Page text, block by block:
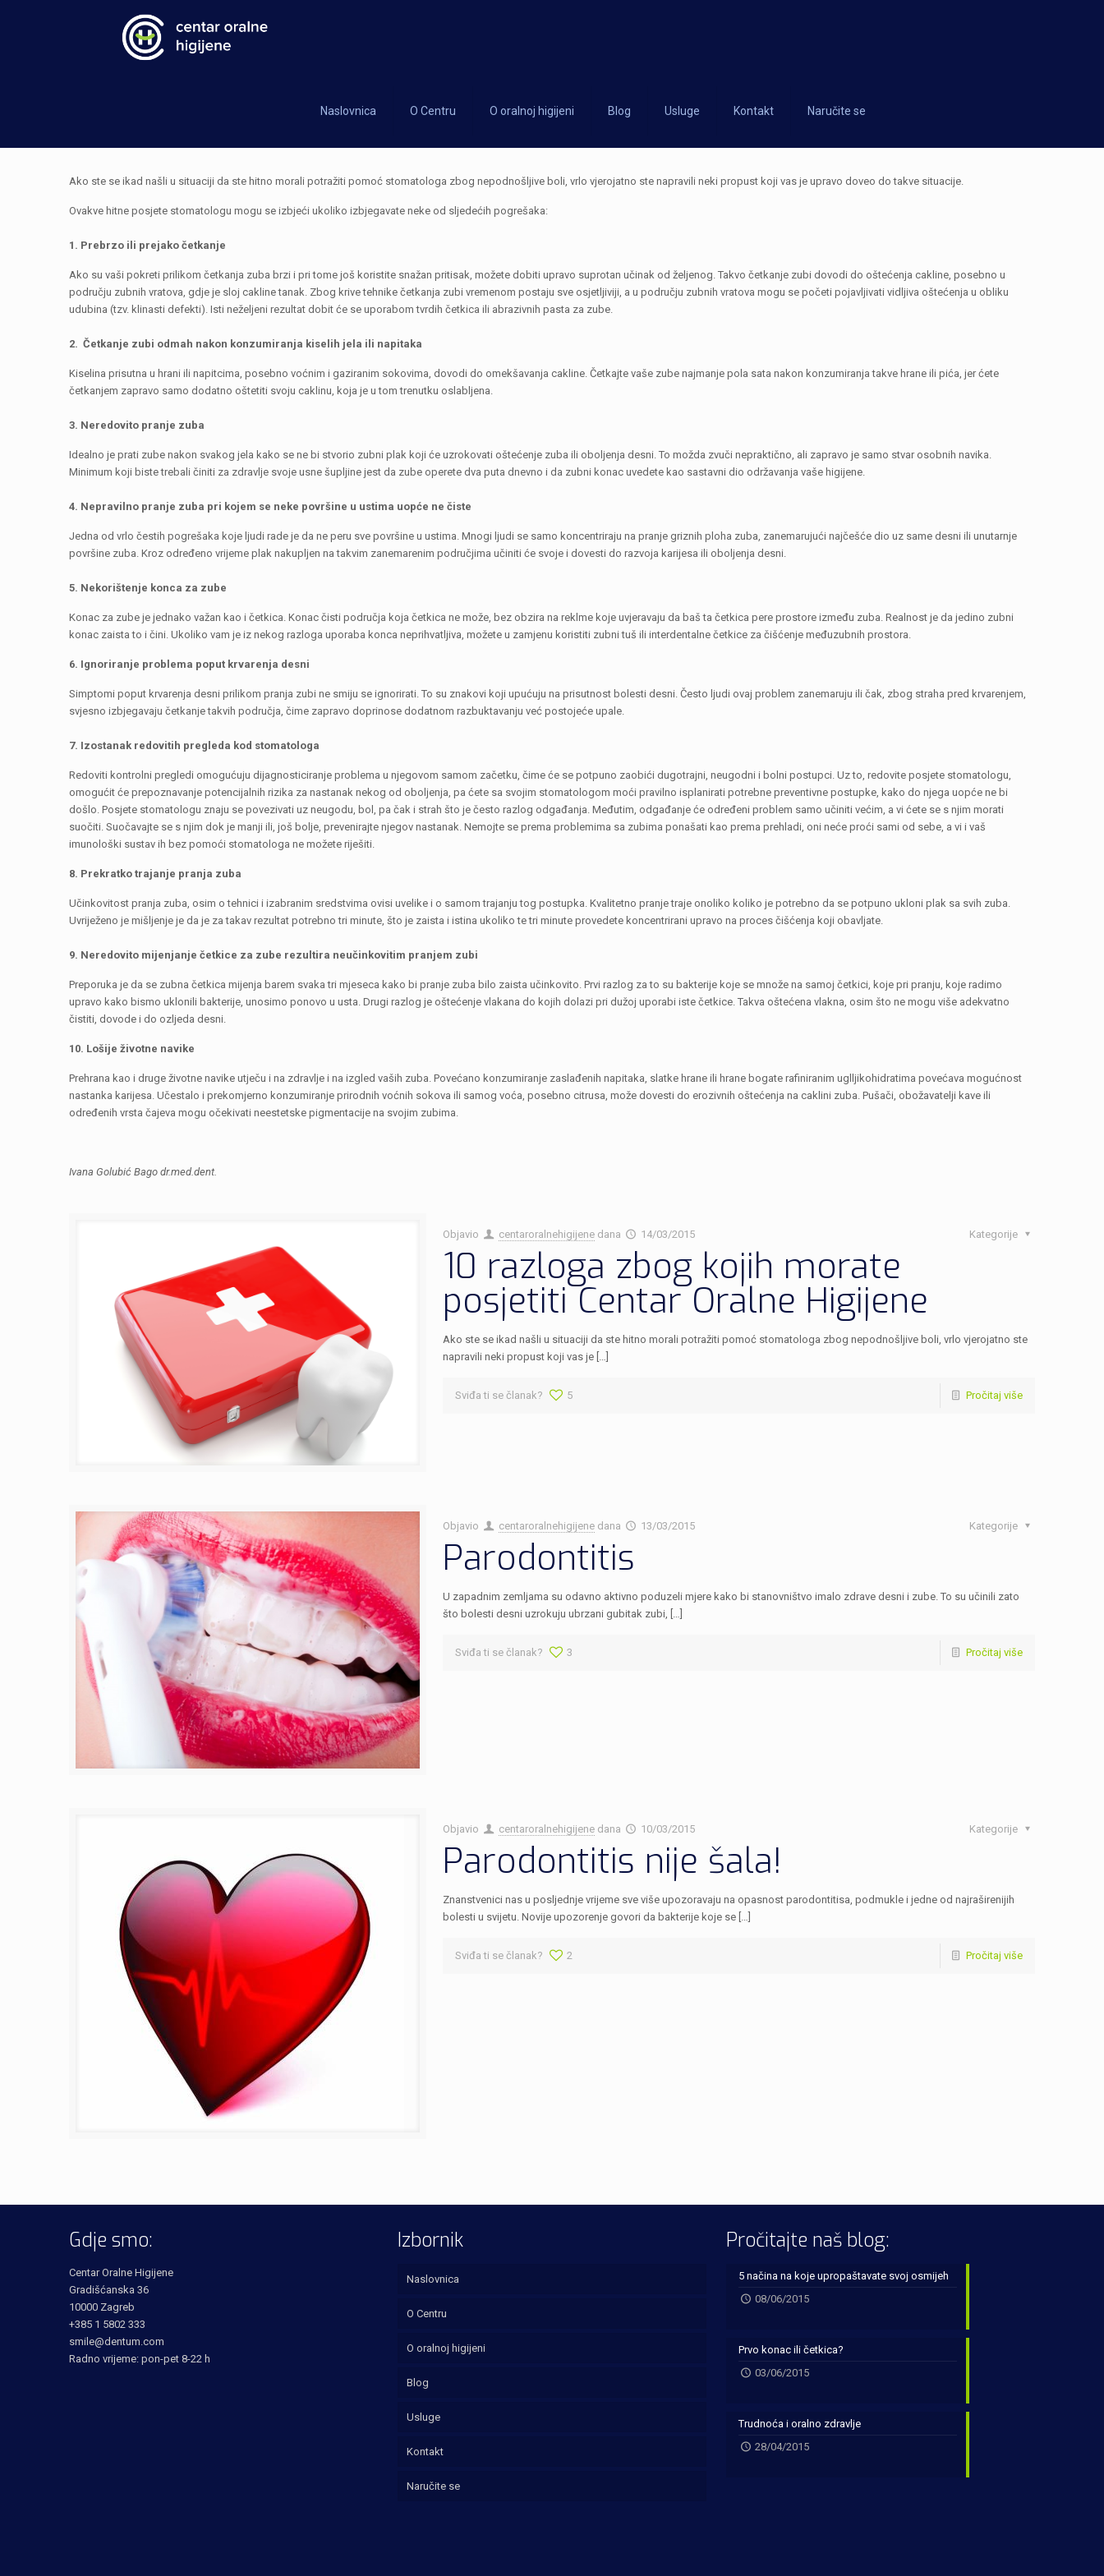
Naslovnica O Centru O oralnoj higijeni Blog Usluge Kontakt Naručite se
Ako ste se ikad našli u situaciji da ste hitno morali potražiti pomoć stomatologa zbog nepodnošljive boli, vrlo vjerojatno ste napravili neki propust koji vas je upravo doveo do takve situacije.
Ovakve hitne posjete stomatologu mogu se izbjeći ukoliko izbjegavate neke od sljedećih pogrešaka:
1. Prebrzo ili prejako četkanje
Ako su vaši pokreti prilikom četkanja zuba brzi i pri tome još koristite snažan pritisak, možete dobiti upravo suprotan učinak od željenog. Takvo četkanje zubi dovodi do oštećenja cakline, posebno u
području zubnih vratova, gdje je sloj cakline tanak. Zbog krive tehnike četkanja zubi vremenom postaju sve osjetljiviji, a u području zubnih vratova mogu se početi pojavljivati vidljiva oštećenja u obliku
udubina (tzv. klinasti defekti). Isti neželjeni rezultat dobit će se uporabom tvrdih četkica ili abrazivnih pasta za zube.
2. Četkanje zubi odmah nakon konzumiranja kiselih jela ili napitaka
Kiselina prisutna u hrani ili napitcima, posebno voćnim i gaziranim sokovima, dovodi do omekšavanja cakline. Četkajte vaše zube najmanje pola sata nakon konzumiranja takve hrane ili pića, jer ćete
četkanjem zapravo samo dodatno oštetiti svoju caklinu, koja je u tom trenutku oslabljena.
3. Neredovito pranje zuba
Idealno je prati zube nakon svakog jela kako se ne bi stvorio zubni plak koji će uzrokovati oštećenje zuba ili oboljenja desni. To možda zvuči nepraktično, ali zapravo je samo stvar osobnih navika.
Minimum koji biste trebali činiti za zdravlje svoje usne šupljine jest da zube operete dva puta dnevno i da zubni konac uvedete kao sastavni dio održavanja vaše higijene.
4. Nepravilno pranje zuba pri kojem se neke površine u ustima uopće ne čiste
Jedna od vrlo čestih pogrešaka koje ljudi rade je da ne peru sve površine u ustima. Mnogi ljudi se samo koncentriraju na pranje griznih ploha zuba, zanemarujući najčešće dio uz same desni ili unutarnje
površine zuba. Kroz određeno vrijeme plak nakupljen na takvim zanemarenim područjima učiniti će svoje i dovesti do razvoja karijesa ili oboljenja desni.
5. Nekorištenje konca za zube
Konac za zube je jednako važan kao i četkica. Konac čisti područja koja četkica ne može, bez obzira na reklme koje uvjeravaju da baš ta četkica pere prostore između zuba. Realnost je da jedino zubni
konac zaista to i čini. Ukoliko vam je iz nekog razloga uporaba konca neprihvatljiva, možete u zamjenu koristiti zubni tuš ili interdentalne četkice za čišćenje međuzubnih prostora.
6. Ignoriranje problema poput krvarenja desni
Simptomi poput krvarenja desni prilikom pranja zubi ne smiju se ignorirati. To su znakovi koji upućuju na prisutnost bolesti desni. Često ljudi ovaj problem zanemaruju ili čak, zbog straha pred krvarenjem,
svjesno izbjegavaju četkanje takvih područja, čime zapravo doprinose dodatnom razbuktavanju već postojeće upale.
7. Izostanak redovitih pregleda kod stomatologa
Redoviti kontrolni pregledi omogućuju dijagnosticiranje problema u njegovom samom začetku, čime će se potpuno zaobići dugotrajni, neugodni i bolni postupci. Uz to, redovite posjete stomatologu,
omogućit će prepoznavanje potencijalnih rizika za nastanak nekog od oboljenja, pa ćete sa svojim stomatologom moći pravilno isplanirati potrebne preventivne postupke, kako do njega uopće ne bi
došlo. Posjete stomatologu znaju se povezivati uz neugodu, bol, pa čak i strah što je često razlog odgađanja. Međutim, odgađanje će određeni problem samo učiniti većim, a vi ćete se s njim morati
suočiti. Suočavajte se s njim dok je manji ili, još bolje, prevenirajte njegov nastanak. Nemojte se prema problemima sa zubima ponašati kao prema prehladi, oni neće proći sami od sebe, a vi i vaš
imunološki sustav ih bez pomoći stomatologa ne možete riješiti.
8. Prekratko trajanje pranja zuba
Učinkovitost pranja zuba, osim o tehnici i izabranim sredstvima ovisi uvelike i o samom trajanju tog postupka. Kvalitetno pranje traje onoliko koliko je potrebno da se potpuno ukloni plak sa svih zuba.
Uvriježeno je mišljenje je da je za takav rezultat potrebno tri minute, što je zaista i istina ukoliko te tri minute provedete koncentrirani upravo na proces čišćenja koji obavljate.
9. Neredovito mijenjanje četkice za zube rezultira neučinkovitim pranjem zubi
Preporuka je da se zubna četkica mijenja barem svaka tri mjeseca kako bi pranje zuba bilo zaista učinkovito. Prvi razlog za to su bakterije koje se množe na samoj četkici, koje pri pranju, koje radimo
upravo kako bismo uklonili bakterije, unosimo ponovo u usta. Drugi razlog je oštećenje vlakana do kojih dolazi pri dužoj uporabi iste četkice. Takva oštećena vlakna, osim što ne mogu više adekvatno
čistiti, dovode i do ozljeda desni.
10. Lošije životne navike
Prehrana kao i druge životne navike utječu i na zdravlje i na izgled vaših zuba. Povećano konzumiranje zaslađenih napitaka, slatke hrane ili hrane bogate rafiniranim uglljikohidratima povećava mogućnost
nastanka karijesa. Učestalo i prekomjerno konzumiranje prirodnih voćnih sokova ili samog voća, posebno citrusa, može dovesti do erozivnih oštećenja na caklini zuba. Pušači, obožavatelji kave ili
određenih vrsta čajeva mogu očekivati neestetske pigmentacije na svojim zubima.
Ivana Golubić Bago dr.med.dent.
Objavio centaroralnehigijene dana 14/03/2015 Kategorije
10 razloga zbog kojih morate
posjetiti Centar Oralne Higijene
Ako ste se ikad našli u situaciji da ste hitno morali potražiti pomoć stomatologa zbog nepodnošljive boli, vrlo vjerojatno ste
napravili neki propust koji vas je […]
Sviđa ti se članak? 5 Pročitaj više
Objavio centaroralnehigijene dana 13/03/2015 Kategorije
Parodontitis
U zapadnim zemljama su odavno aktivno poduzeli mjere kako bi stanovništvo imalo zdrave desni i zube. To su učinili zato
što bolesti desni uzrokuju ubrzani gubitak zubi, […]
Sviđa ti se članak? 3 Pročitaj više
Objavio centaroralnehigijene dana 10/03/2015 Kategorije
Parodontitis nije šala!
Znanstvenici nas u posljednje vrijeme sve više upozoravaju na opasnost parodontitisa, podmukle i jedne od najraširenijih
bolesti u svijetu. Novije upozorenje govori da bakterije koje se […]
Sviđa ti se članak? 2 Pročitaj više
Gdje smo:
Centar Oralne Higijene
Gradišćanska 36
10000 Zagreb
+385 1 5802 333
smile@dentum.com
Radno vrijeme: pon-pet 8-22 h
Izbornik
Naslovnica
O Centru
O oralnoj higijeni
Blog
Usluge
Kontakt
Naručite se
Pročitajte naš blog:
5 načina na koje upropaštavate svoj osmijeh
08/06/2015
Prvo konac ili četkica?
03/06/2015
Trudnoća i oralno zdravlje
28/04/2015